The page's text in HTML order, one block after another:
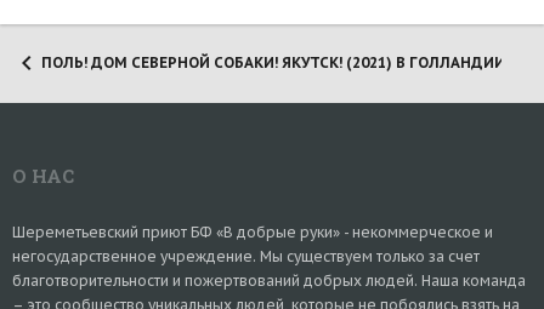
ПОЛЬ! ДОМ СЕВЕРНОЙ СОБАКИ! ЯКУТСК! (2021) В ГОЛЛАНДИИ!
О НАС
Шереметьевский приют БФ «В добрые руки» - некоммерческое и
негосударственное учреждение. Мы существуем только за счет
благотворительности и пожертвований добрых людей. Наша команда
– это сообщество уникальных людей, которые не побоялись взять на